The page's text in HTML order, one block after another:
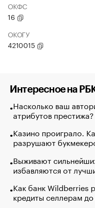
ОКФС
16
ОКОГУ
4210015
Интересное на
Насколько ваш
атрибутов
Казино проиграло.
разрушают
Выживают
избавляются от
Как банк Wildberries
кредиты селлерам